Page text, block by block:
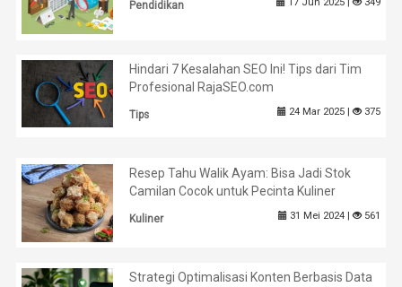
Pendidikan
Hindari 7 Kesalahan SEO Ini! Tips dari Tim
Profesional RajaSEO.com
Tips 24 Mar 2025 | 375
Resep Tahu Walik Ayam: Bisa Jadi Stok
Camilan Cocok untuk Pecinta Kuliner
Kuliner 31 Mei 2024 | 561
Strategi Optimalisasi Konten Berbasis Data